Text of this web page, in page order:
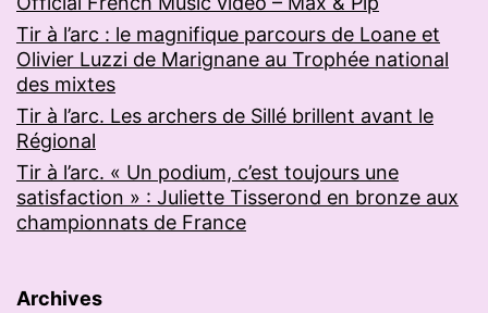
Tir à l’arc : le magnifique parcours de Loane et
Olivier Luzzi de Marignane au Trophée national
des mixtes
Tir à l’arc. Les archers de Sillé brillent avant le
Régional
Tir à l’arc. « Un podium, c’est toujours une
satisfaction » : Juliette Tisserond en bronze aux
championnats de France
Archives